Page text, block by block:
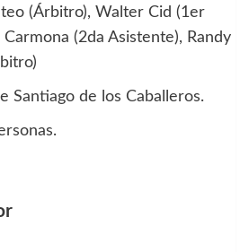
(Árbitro), Walter Cid (1er
(2da Asistente), Randy
Santiago de los Caballeros.